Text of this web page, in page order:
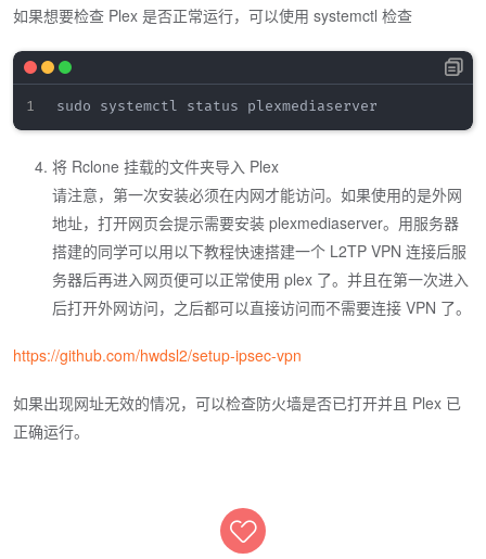
如果想要检查 Plex 是否正常运行，可以使用 systemctl 检查
将 Rclone 挂载的文件夹导入 Plex
请注意，第一次安装必须在内网才能访问。如果使用的是外网
地址，打开网页会提示需要安装 plexmediaserver。用服务器
搭建的同学可以用以下教程快速搭建一个 L2TP VPN 连接后服
务器后再进入网页便可以正常使用 plex 了。并且在第一次进入
后打开外网访问，之后都可以直接访问而不需要连接 VPN 了。
https://github.com/hwdsl2/setup-ipsec-vpn
如果出现网址无效的情况，可以检查防火墙是否已打开并且 Plex 已
正确运行。